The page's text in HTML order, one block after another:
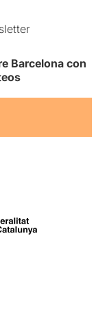
Barcelona con